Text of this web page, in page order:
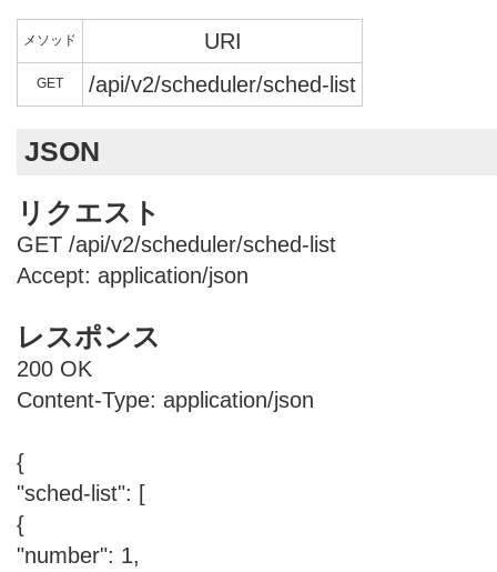
メソッド URI
GET /api/v2/scheduler/sched-list
JSON
リクエスト
GET /api/v2/scheduler/sched-list
Accept: application/json
レスポンス
200 OK
Content-Type: application/json
{
"sched-list": [
{
"number": 1,